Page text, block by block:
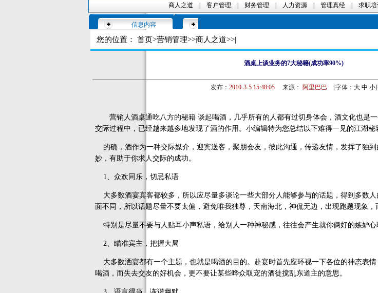
商人之道 客户管理 财务管理 人力资源 管理真经 求职培
信息内容
您的位置： 首页>营销管理>>商人之道>>|
酒桌上谈业务的7大秘籍(成功率90%)
发布： 2010-3-5 15:48:05来源： 阿里巴巴 [字体： 大 中 小]
营销人酒桌通吃八方的秘籍 谈起喝酒，几乎所有的人都有过切身体会，酒文化也是
交际过程中，已经越来越多地发现了酒的作用。小编辑特为您总结以下难得一见的江湖秘
的确，酒作为一种交际媒介，迎宾送客，聚朋会友，彼此沟通，传递友情，发挥了独
妙，有助于你求人交际的成功。
1、众欢同乐，切忌私语
大多数酒宴宾客都较多，所以应尽量多谈论一些大部分人能够参与的话题，得到多数
面不同，所以话题尽量不要太偏，避免唯我独尊，天南海北，神侃无边，出现跑题现象，
特别是尽量不要与人贴耳小声私语，给别人一种神秘感，往往会产生就你俩好的嫉妒心
2、瞄准宾主，把握大局
大多数洒宴都有一个主题，也就是喝酒的目的。赴宴时首先应环视一下各位的神态表
喝酒，而失去交友的好机会，更不要让某些哗众取宠的酒徒搅乱东道主的意思。